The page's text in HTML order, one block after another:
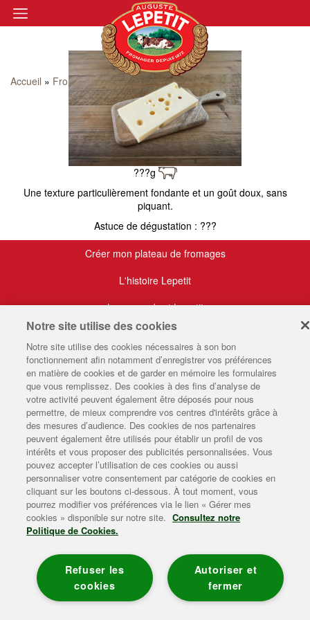
Accueil » Fromages» Emmental
Emmental
???g
Une texture particulièrement fondante et un goût doux, sans
piquant.
Astuce de dégustation : ???
Créer mon plateau de fromages
L'histoire Lepetit
Le camembert Lepetit
Les conseils Lepetit
L'univers Lepetit
Enviedebienmanger
Plan du site |Mentions légales|Contact|Gérer mes cookies
Politique de données personnelles|Politique de gestion des
cookies|Accessibilité
Consommer 3 produits laitiers par jour (lait, yaourt, fromage) en
privilégiant la variété.WWW.MANGERBOUGER.FR
Notre site utilise des cookies
Notre site utilise des cookies nécessaires à son bon
fonctionnement afin notamment d’enregistrer vos préférences
en matière de cookies et de garder en mémoire les formulaires
que vous remplissez. Des cookies à des fins d’analyse de
votre activité peuvent également être déposés pour nous
permettre, de mieux comprendre vos centres d'intérêts grâce à
des mesures d’audience. Des cookies de nos partenaires
peuvent également être utilisés pour établir un profil de vos
intérêts et vous proposer des publicités personnalisées. Vous
pouvez accepter l’utilisation de ces cookies ou aussi
personnaliser votre consentement par catégorie de cookies en
cliquant sur les boutons ci-dessous. À tout moment, vous
pourrez modifier vos préférences via le lien « Gérer mes
cookies » disponible sur notre site. Consultez notre
Politique de Cookies.
Autoriser et
fermer
Refuser les
cookies